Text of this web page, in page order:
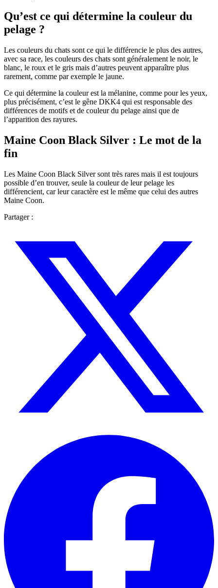
Qu’est ce qui détermine la couleur du
pelage ?
Les couleurs du chats sont ce qui le différencie le plus des autres,
avec sa race, les couleurs des chats sont généralement le noir, le
blanc, le roux et le gris mais d’autres peuvent apparaître plus
rarement, comme par exemple le jaune.
Ce qui détermine la couleur est la mélanine, comme pour les yeux,
plus précisément, c’est le gêne DKK4 qui est responsable des
différences de motifs et de couleur du pelage ainsi que de
l’apparition des rayures.
Maine Coon Black Silver : Le mot de la
fin
Les Maine Coon Black Silver sont très rares mais il est toujours
possible d’en trouver, seule la couleur de leur pelage les
différencient, car leur caractère est le même que celui des autres
Maine Coon.
Partager :